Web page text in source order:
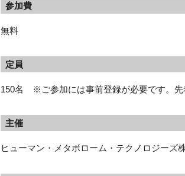
参加費
無料
定員
150名 ※ご参加には事前登録が必要です。先
主催
ヒューマン・メタボローム・テクノロジーズ